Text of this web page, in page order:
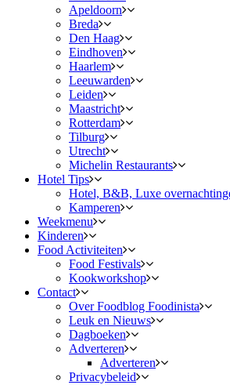
Apeldoorn
Breda
Den Haag
Eindhoven
Haarlem
Leeuwarden
Leiden
Maastricht
Rotterdam
Tilburg
Utrecht
Michelin Restaurants
Hotel Tips
Hotel, B&B, Luxe
Kamperen
Weekmenu
Kinderen
Food Activiteiten
Food Festivals
Kookworkshop
Contact
Over Foodblog Foodinista
Leuk en Nieuws
Dagboeken
Adverteren
Adverteren
Privacybeleid